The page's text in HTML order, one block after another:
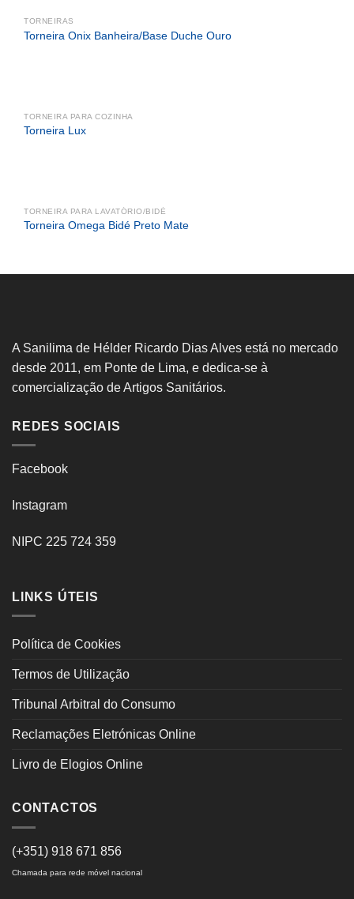
TORNEIRAS
Torneira Onix Banheira/Base Duche Ouro
TORNEIRA PARA COZINHA
Torneira Lux
TORNEIRA PARA LAVATÓRIO/BIDÉ
Torneira Omega Bidé Preto Mate
A Sanilima de Hélder Ricardo Dias Alves está no mercado
desde 2011, em Ponte de Lima, e dedica-se à
comercialização de Artigos Sanitários.
REDES SOCIAIS
Facebook
Instagram
NIPC 225 724 359
LINKS ÚTEIS
Política de Cookies
Termos de Utilização
Tribunal Arbitral do Consumo
Reclamações Eletrónicas Online
Livro de Elogios Online
CONTACTOS
(+351) 918 671 856
Chamada para rede móvel nacional